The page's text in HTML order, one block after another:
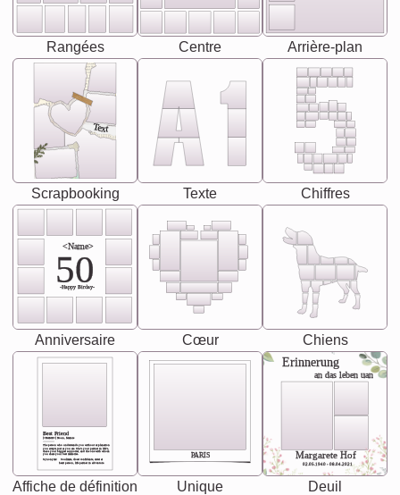
Rangées Centre Arrière-plan
Text
Scrapbooking Texte Chiffres
<Name>
50
-Happy Birday-
Anniversaire Cœur Chiens
Best Friend
[<NAME>] Noun, feminie
Synonyms: Soulmate, closet confidante, sister at
heart person, life partner in adventure.
The person who understands you without explanation
you accepts just as you are. She's your partner in life's,
chaos your biggest supporter, and the one with whom
you share your best memories.
Affiche de définition
PARIS
Unique
Erinnerung
an das leben uan
Margarete Hof
02.05.1940 - 08.04.2021
Deuil